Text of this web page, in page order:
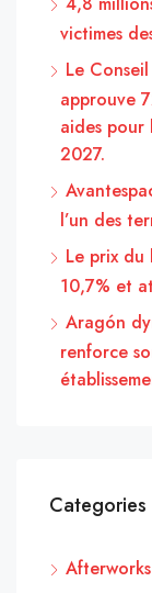
victimes
Le
approuve
aides pour
2027.
l’un des
Le prix
10,7% et
Aragón
renforce
Categories